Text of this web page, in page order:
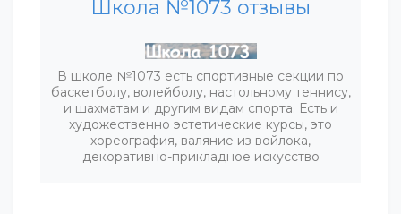
Школа №1073 отзывы
В школе №1073 есть спортивные секции по
баскетболу, волейболу, настольному теннису,
и шахматам и другим видам спорта. Есть и
художественно эстетические курсы, это
хореография, валяние из войлока,
декоративно-прикладное искусство